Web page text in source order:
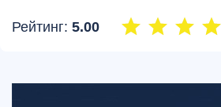
Рейтинг: 5.00